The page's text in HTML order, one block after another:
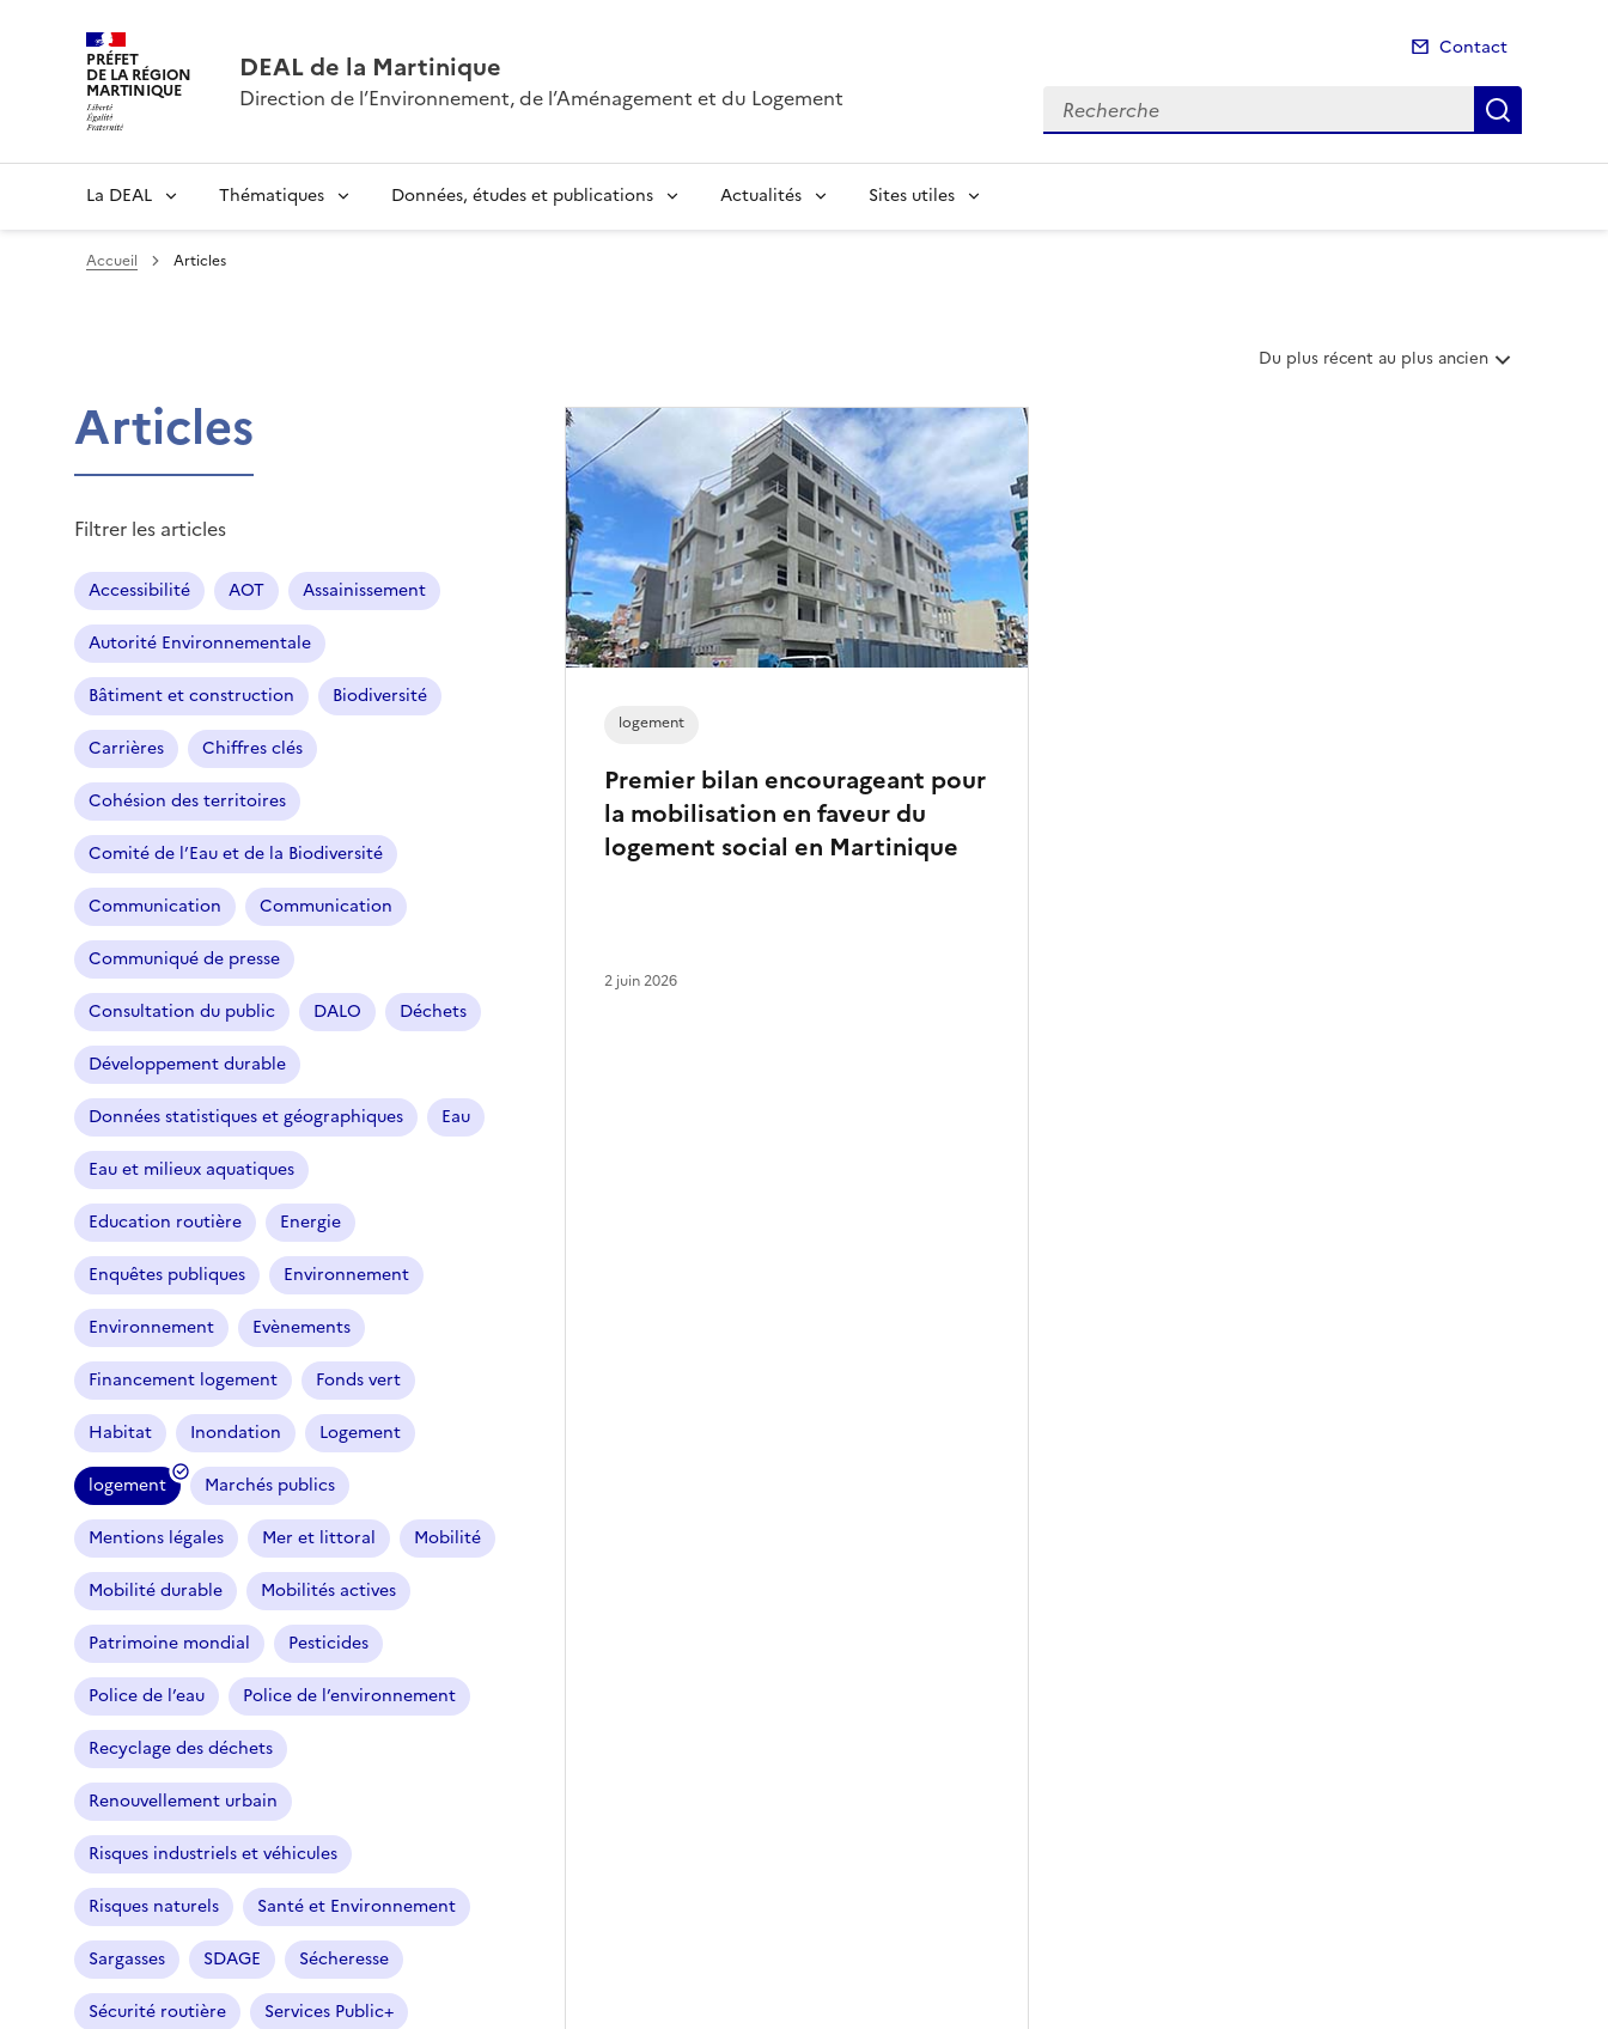
PRÉFET
DE LA RÉGION
MARTINIQUE
DEAL de la Martinique
Direction de l’Environnement, de l’Aménagement et du Logement
Contact
Recherche
La DEAL Thématiques Données, études et publications Actualités Sites utiles
Accueil Articles
T
Du plus récent au plus ancien
Articles
Filtrer les articles
Accessibilité AOT Assainissement
Autorité Environnementale
Bâtiment et construction Biodiversité
Carrières Chiffres clés
Cohésion des territoires
Comité de l’Eau et de la Biodiversité
Communication Communication
Communiqué de presse
Consultation du public DALO Déchets
Développement durable
Données statistiques et géographiques Eau
Eau et milieux aquatiques
Education routière Energie
Enquêtes publiques Environnement
Environnement Evènements
Financement logement Fonds vert
Habitat Inondation Logement
logement
(
f
i
l
t
r
e
s
é
l
e
c
t
i
o
n
n
é
)
Marchés publics
Mentions légales Mer et littoral Mobilité
Mobilité durable Mobilités actives
Patrimoine mondial Pesticides
Police de l’eau Police de l’environnement
Recyclage des déchets
Renouvellement urbain
Risques industriels et véhicules
Risques naturels Santé et Environnement
Sargasses SDAGE Sécheresse
Sécurité routière Services Public+
Premier bilan encourageant pour
la mobilisation en faveur du
logement social en Martinique
logement
2 juin 2026